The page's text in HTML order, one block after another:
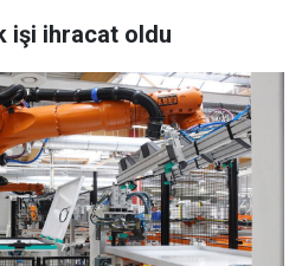
işi ihracat oldu